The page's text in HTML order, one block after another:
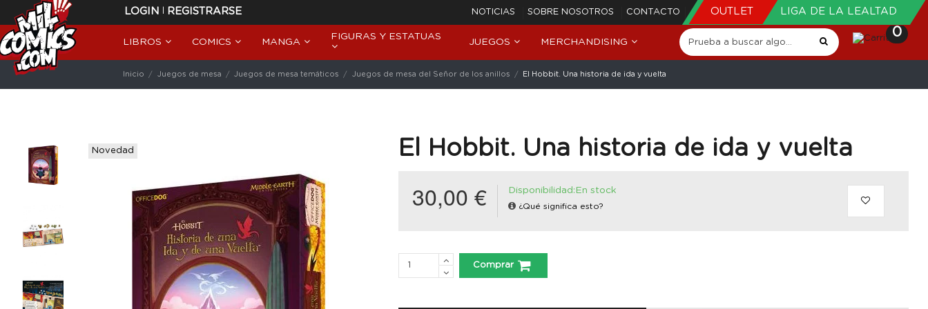
LOGIN | REGISTRARSE NOTICIAS SOBRE NOSOTROS CONTACTO OUTLET LIGA DE LA LEALTAD
LIBROS COMICS MANGA
FIGURAS Y ESTATUAS
JUEGOS MERCHANDISING
0
Inicio Juegos de mesa Juegos de mesa temáticos Juegos de mesa del Señor de los anillos El Hobbit. Una historia de ida y vuelta
Novedad El Hobbit. Una historia de ida y vuelta
30,00 € Disponibilidad:En stock
¿Qué significa esto?
Comprar